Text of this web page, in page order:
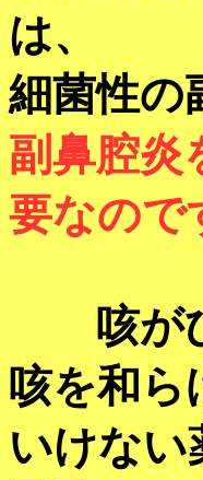
は、
細菌性の
副鼻腔炎
要なので
咳がひ
咳を和ら
いけない